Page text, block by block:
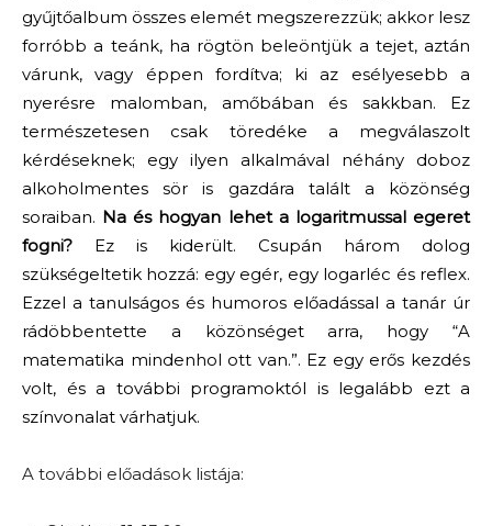
gyűjtőalbum összes elemét megszerezzük; akkor lesz
forróbb a teánk, ha rögtön beleöntjük a tejet, aztán
várunk, vagy éppen fordítva; ki az esélyesebb a
nyerésre malomban, amőbában és sakkban. Ez
természetesen csak töredéke a megválaszolt
kérdéseknek; egy ilyen alkalmával néhány doboz
alkoholmentes sör is gazdára talált a közönség
soraiban. Na és hogyan lehet a logaritmussal egeret
fogni? Ez is kiderült. Csupán három dolog
szükségeltetik hozzá: egy egér, egy logarléc és reflex.
Ezzel a tanulságos és humoros előadással a tanár úr
rádöbbentette a közönséget arra, hogy “A
matematika mindenhol ott van.”. Ez egy erős kezdés
volt, és a további programoktól is legalább ezt a
színvonalat várhatjuk.
A további előadások listája: